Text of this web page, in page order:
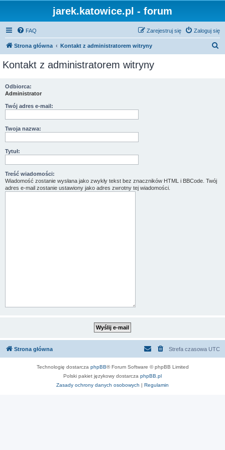
jarek.katowice.pl - forum
FAQ Zaloguj się
Zarejestruj się
Strona główna Kontakt z administratorem witryny
Kontakt z administratorem witryny
Odbiorca:
Administrator
Twój adres e-mail:
Twoja nazwa:
Tytuł:
Treść wiadomości:
Wiadomość zostanie wysłana jako zwykły tekst bez znaczników HTML i BBCode. Twój
adres e-mail zostanie ustawiony jako adres zwrotny tej wiadomości.
Strona główna Strefa czasowa UTC
Technologię dostarcza phpBB® Forum Software © phpBB Limited
Polski pakiet językowy dostarcza phpBB.pl
Zasady ochrony danych osobowych | Regulamin